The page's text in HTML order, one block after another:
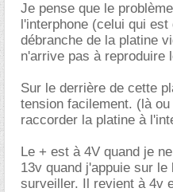
Je pense que le
l'interphone (celui qui
débranche de la platine
n'arrive pas à reproduire
Sur le derrière de cette
tension facilement. (là
raccorder la platine à
Le + est à 4V quand je
13v quand j'appuie sur
surveiller. Il revient à 4v